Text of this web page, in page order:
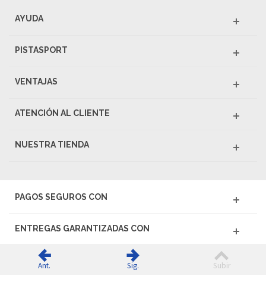
AYUDA
PISTASPORT
VENTAJAS
ATENCIÓN AL CLIENTE
NUESTRA TIENDA
PAGOS SEGUROS CON
ENTREGAS GARANTIZADAS CON
© 2026 PISTASPORT - Todos los derechos reservados
Ant. Sig. Subir